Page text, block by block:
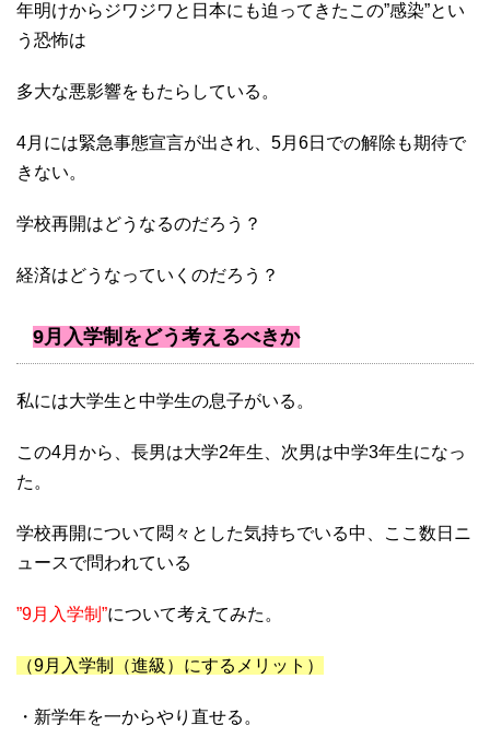
年明けからジワジワと日本にも迫ってきたこの”感染”とい
う恐怖は
多大な悪影響をもたらしている。
4月には緊急事態宣言が出され、5月6日での解除も期待で
きない。
学校再開はどうなるのだろう？
経済はどうなっていくのだろう？
9月入学制をどう考えるべきか
私には大学生と中学生の息子がいる。
この4月から、長男は大学2年生、次男は中学3年生になっ
た。
学校再開について悶々とした気持ちでいる中、ここ数日ニ
ュースで問われている
”9月入学制”について考えてみた。
（9月入学制（進級）にするメリット）
・新学年を一からやり直せる。